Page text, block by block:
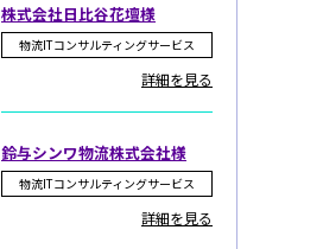
株式会社日比谷花壇様
物流ITコンサルティングサービス
詳細を見る
鈴与シンワ物流株式会社様
物流ITコンサルティングサービス
詳細を見る